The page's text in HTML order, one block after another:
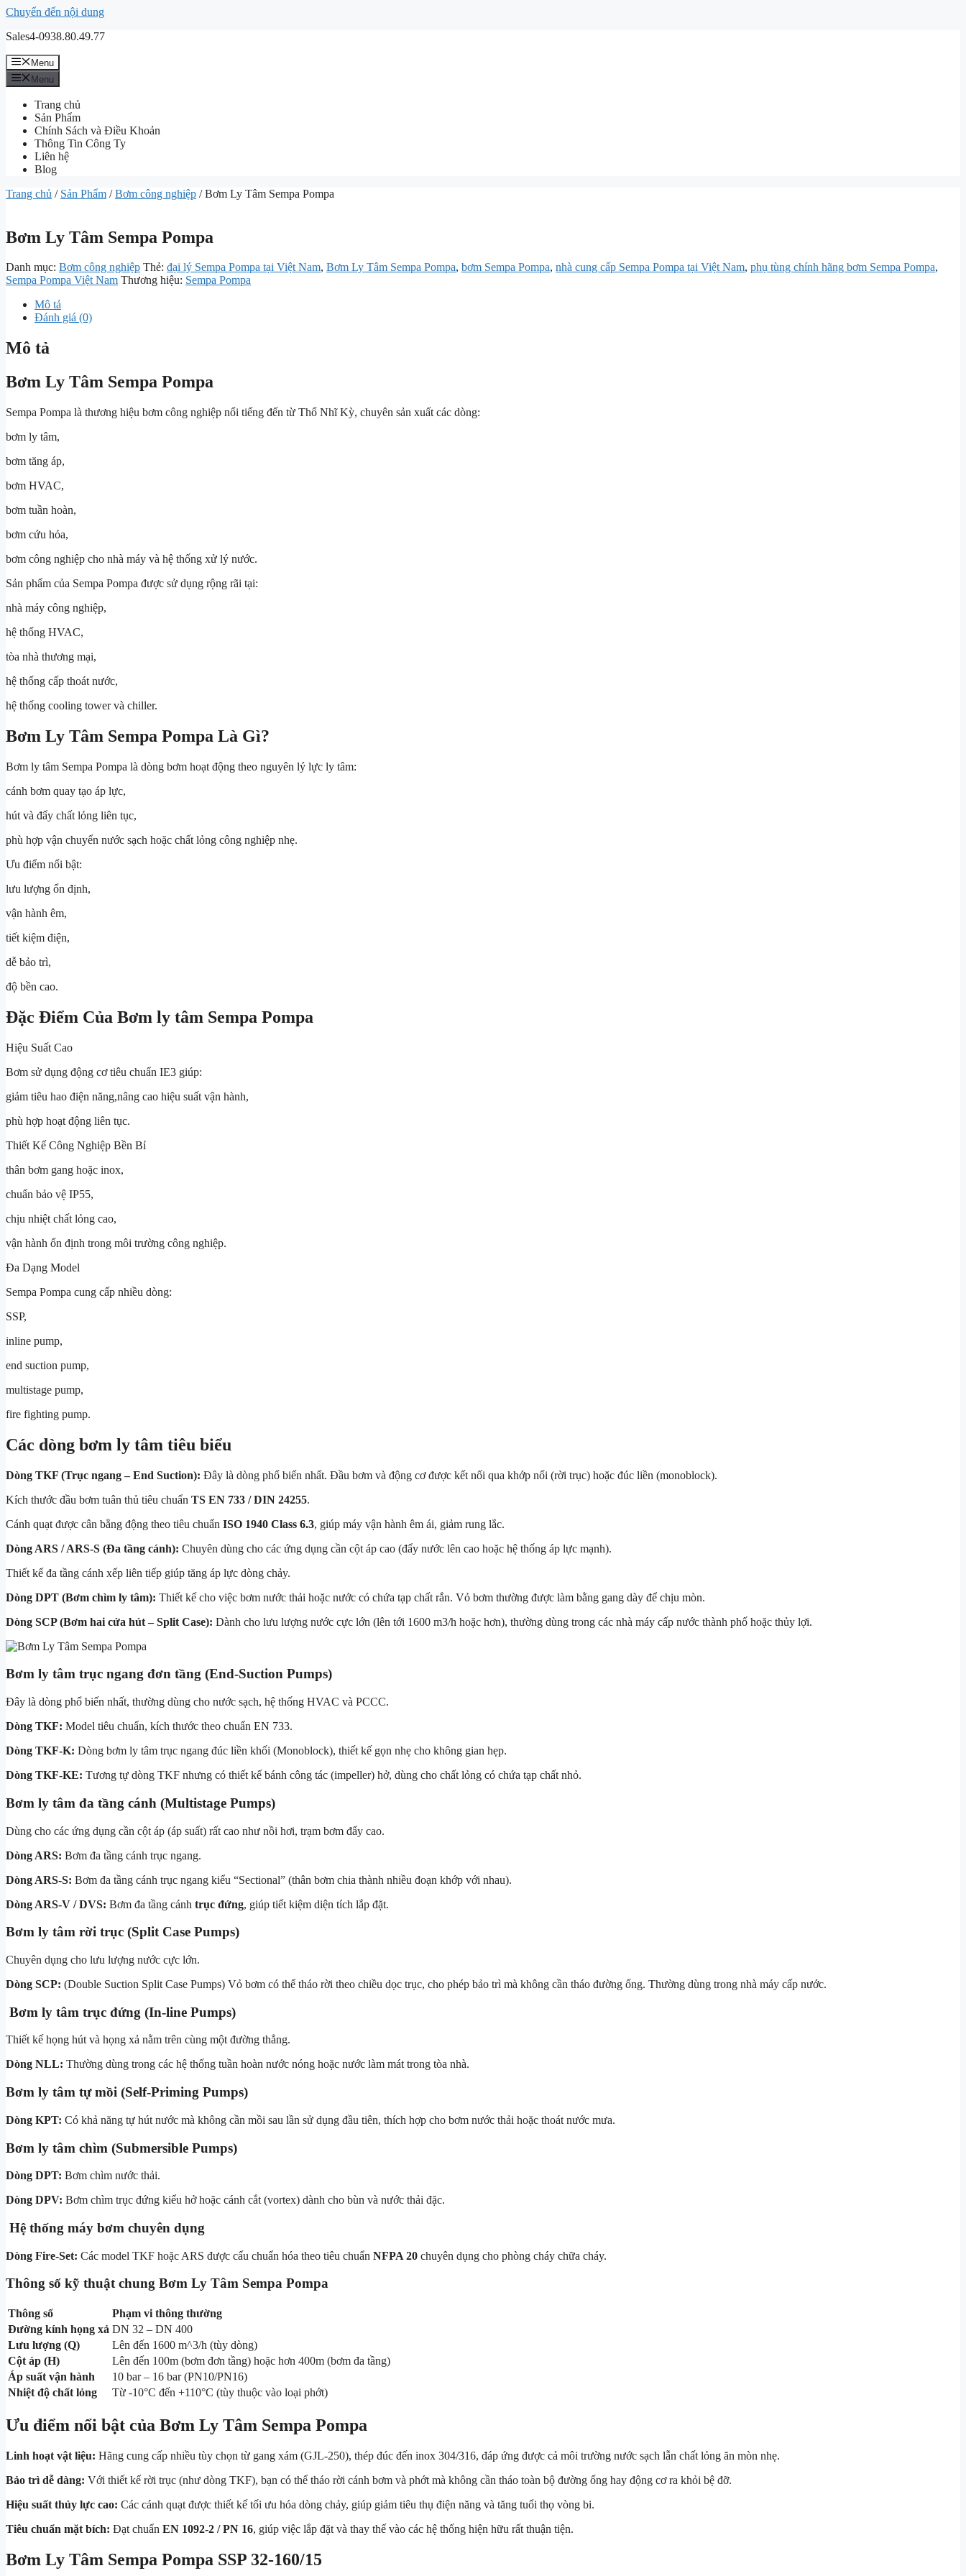
Chuyển đến nội dung
Sales4-0938.80.49.77
Menu
Menu
Trang chủ
Sản Phẩm
Chính Sách và Điều Khoản
Thông Tin Công Ty
Liên hệ
Blog
Trang chủ / Sản Phẩm /Bơm công nghiệp / Bơm Ly Tâm Sempa Pompa
Bơm Ly Tâm Sempa Pompa
Danh mục: Bơm công nghiệp Thẻ: đại lý Sempa Pompa tại Việt Nam, Bơm Ly Tâm Sempa Pompa, bơm Sempa Pompa, nhà cung cấp Sempa Pompa tại Việt Nam, phụ tùng chính hãng bơm Sempa Pompa,
Sempa Pompa Việt Nam Thương hiệu: Sempa Pompa
Mô tả
Đánh giá (0)
Mô tả
Bơm Ly Tâm Sempa Pompa
Sempa Pompa là thương hiệu bơm công nghiệp nổi tiếng đến từ Thổ Nhĩ Kỳ, chuyên sản xuất các dòng:
bơm ly tâm,
bơm tăng áp,
bơm HVAC,
bơm tuần hoàn,
bơm cứu hỏa,
bơm công nghiệp cho nhà máy và hệ thống xử lý nước.
Sản phẩm của Sempa Pompa được sử dụng rộng rãi tại:
nhà máy công nghiệp,
hệ thống HVAC,
tòa nhà thương mại,
hệ thống cấp thoát nước,
hệ thống cooling tower và chiller.
Bơm Ly Tâm Sempa Pompa Là Gì?
Bơm ly tâm Sempa Pompa là dòng bơm hoạt động theo nguyên lý lực ly tâm:
cánh bơm quay tạo áp lực,
hút và đẩy chất lỏng liên tục,
phù hợp vận chuyển nước sạch hoặc chất lỏng công nghiệp nhẹ.
Ưu điểm nổi bật:
lưu lượng ổn định,
vận hành êm,
tiết kiệm điện,
dễ bảo trì,
độ bền cao.
Đặc Điểm Của Bơm ly tâm Sempa Pompa
Hiệu Suất Cao
Bơm sử dụng động cơ tiêu chuẩn IE3 giúp:
giảm tiêu hao điện năng,nâng cao hiệu suất vận hành,
phù hợp hoạt động liên tục.
Thiết Kế Công Nghiệp Bền Bỉ
thân bơm gang hoặc inox,
chuẩn bảo vệ IP55,
chịu nhiệt chất lỏng cao,
vận hành ổn định trong môi trường công nghiệp.
Đa Dạng Model
Sempa Pompa cung cấp nhiều dòng:
SSP,
inline pump,
end suction pump,
multistage pump,
fire fighting pump.
Các dòng bơm ly tâm tiêu biểu
Dòng TKF (Trục ngang – End Suction): Đây là dòng phổ biến nhất. Đầu bơm và động cơ được kết nối qua khớp nối (rời trục) hoặc đúc liền (monoblock).
Kích thước đầu bơm tuân thủ tiêu chuẩn TS EN 733 / DIN 24255.
Cánh quạt được cân bằng động theo tiêu chuẩn ISO 1940 Class 6.3, giúp máy vận hành êm ái, giảm rung lắc.
Dòng ARS / ARS-S (Đa tầng cánh): Chuyên dùng cho các ứng dụng cần cột áp cao (đẩy nước lên cao hoặc hệ thống áp lực mạnh).
Thiết kế đa tầng cánh xếp liên tiếp giúp tăng áp lực dòng chảy.
Dòng DPT (Bơm chìm ly tâm): Thiết kế cho việc bơm nước thải hoặc nước có chứa tạp chất rắn. Vỏ bơm thường được làm bằng gang dày để chịu mòn.
Dòng SCP (Bơm hai cửa hút – Split Case): Dành cho lưu lượng nước cực lớn (lên tới 1600 m3/h hoặc hơn), thường dùng trong các nhà máy cấp nước thành phố hoặc thủy lợi.
Bơm ly tâm trục ngang đơn tầng (End-Suction Pumps)
Đây là dòng phổ biến nhất, thường dùng cho nước sạch, hệ thống HVAC và PCCC.
Dòng TKF: Model tiêu chuẩn, kích thước theo chuẩn EN 733.
Dòng TKF-K: Dòng bơm ly tâm trục ngang đúc liền khối (Monoblock), thiết kế gọn nhẹ cho không gian hẹp.
Dòng TKF-KE: Tương tự dòng TKF nhưng có thiết kế bánh công tác (impeller) hở, dùng cho chất lỏng có chứa tạp chất nhỏ.
Bơm ly tâm đa tầng cánh (Multistage Pumps)
Dùng cho các ứng dụng cần cột áp (áp suất) rất cao như nồi hơi, trạm bơm đẩy cao.
Dòng ARS: Bơm đa tầng cánh trục ngang.
Dòng ARS-S: Bơm đa tầng cánh trục ngang kiểu “Sectional” (thân bơm chia thành nhiều đoạn khớp với nhau).
Dòng ARS-V / DVS: Bơm đa tầng cánh trục đứng, giúp tiết kiệm diện tích lắp đặt.
Bơm ly tâm rời trục (Split Case Pumps)
Chuyên dụng cho lưu lượng nước cực lớn.
Dòng SCP: (Double Suction Split Case Pumps) Vỏ bơm có thể tháo rời theo chiều dọc trục, cho phép bảo trì mà không cần tháo đường ống. Thường dùng trong nhà máy cấp nước.
Bơm ly tâm trục đứng (In-line Pumps)
Thiết kế họng hút và họng xả nằm trên cùng một đường thẳng.
Dòng NLL: Thường dùng trong các hệ thống tuần hoàn nước nóng hoặc nước làm mát trong tòa nhà.
Bơm ly tâm tự mồi (Self-Priming Pumps)
Dòng KPT: Có khả năng tự hút nước mà không cần mồi sau lần sử dụng đầu tiên, thích hợp cho bơm nước thải hoặc thoát nước mưa.
Bơm ly tâm chìm (Submersible Pumps)
Dòng DPT: Bơm chìm nước thải.
Dòng DPV: Bơm chìm trục đứng kiểu hở hoặc cánh cắt (vortex) dành cho bùn và nước thải đặc.
Hệ thống máy bơm chuyên dụng
Dòng Fire-Set: Các model TKF hoặc ARS được cấu chuẩn hóa theo tiêu chuẩn NFPA 20 chuyên dụng cho phòng cháy chữa cháy.
Thông số kỹ thuật chung Bơm Ly Tâm Sempa Pompa
Thông số
Phạm vi thông thường
Đường kính họng xả DN 32 – DN 400
Lưu lượng (Q)
Lên đến 1600 m^3/h (tùy dòng)
Cột áp (H)
Lên đến 100m (bơm đơn tầng) hoặc hơn 400m (bơm đa tầng)
Áp suất vận hành
10 bar – 16 bar (PN10/PN16)
Nhiệt độ chất lỏng
Từ -10°C đến +110°C (tùy thuộc vào loại phớt)
Ưu điểm nổi bật của Bơm Ly Tâm Sempa Pompa
Linh hoạt vật liệu: Hãng cung cấp nhiều tùy chọn từ gang xám (GJL-250), thép đúc đến inox 304/316, đáp ứng được cả môi trường nước sạch lẫn chất lỏng ăn mòn nhẹ.
Bảo trì dễ dàng: Với thiết kế rời trục (như dòng TKF), bạn có thể tháo rời cánh bơm và phớt mà không cần tháo toàn bộ đường ống hay động cơ ra khỏi bệ đỡ.
Hiệu suất thủy lực cao: Các cánh quạt được thiết kế tối ưu hóa dòng chảy, giúp giảm tiêu thụ điện năng và tăng tuổi thọ vòng bi.
Tiêu chuẩn mặt bích: Đạt chuẩn EN 1092-2 / PN 16, giúp việc lắp đặt và thay thế vào các hệ thống hiện hữu rất thuận tiện.
Bơm Ly Tâm Sempa Pompa SSP 32-160/15